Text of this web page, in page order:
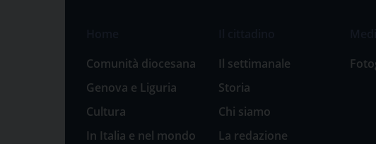
Comunità diocesana
Genova e Liguria
Cultura
In Italia e nel mondo
Il settimanale
Storia
Chi siamo
La redazione